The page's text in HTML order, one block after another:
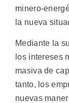
minero-
la nueva
Mediante la
los intereses
masiva de
tanto, los
nuevas